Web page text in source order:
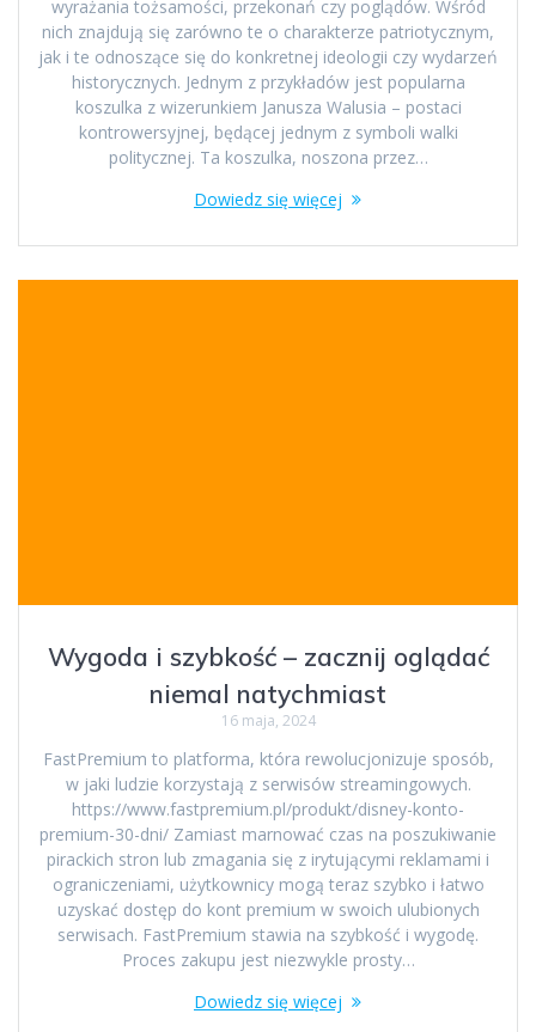
wyrażania tożsamości, przekonań czy poglądów. Wśród
nich znajdują się zarówno te o charakterze patriotycznym,
jak i te odnoszące się do konkretnej ideologii czy wydarzeń
historycznych. Jednym z przykładów jest popularna
koszulka z wizerunkiem Janusza Walusia – postaci
kontrowersyjnej, będącej jednym z symboli walki
politycznej. Ta koszulka, noszona przez…
Dowiedz się więcej
Wygoda i szybkość – zacznij oglądać
niemal natychmiast
16 maja, 2024
FastPremium to platforma, która rewolucjonizuje sposób,
w jaki ludzie korzystają z serwisów streamingowych.
https://www.fastpremium.pl/produkt/disney-konto-
premium-30-dni/ Zamiast marnować czas na poszukiwanie
pirackich stron lub zmagania się z irytującymi reklamami i
ograniczeniami, użytkownicy mogą teraz szybko i łatwo
uzyskać dostęp do kont premium w swoich ulubionych
serwisach. FastPremium stawia na szybkość i wygodę.
Proces zakupu jest niezwykle prosty…
Dowiedz się więcej